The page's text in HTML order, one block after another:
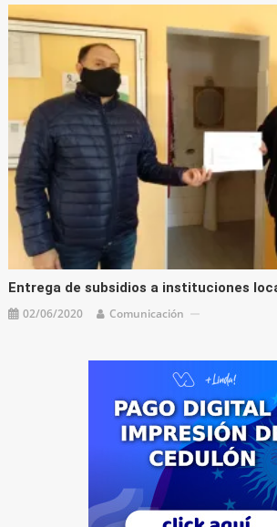
Entrega de subsidios a instituciones
02/06/2020 Comunicación